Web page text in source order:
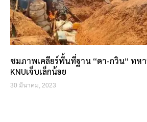
ชมภาพเคลียร์พื้นที่ฐาน “ดา-กวิน” ทห
KNUเจ็บเล็กน้อย
30 มีนาคม, 2023